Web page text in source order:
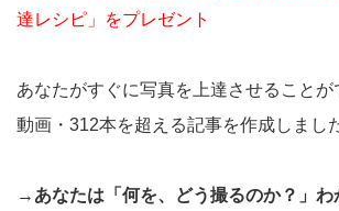
達レシピ」をプレゼント
あなたがすぐに写真を上達させること
動画・312本を超える記事を作成しまし
→あなたは「何を、どう撮るのか？」わ